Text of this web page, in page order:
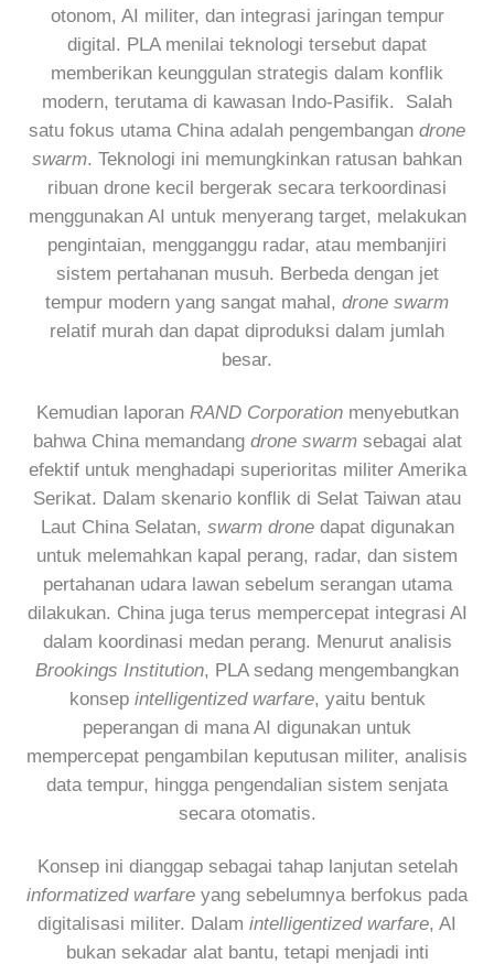
otonom, AI militer, dan integrasi jaringan tempur
digital. PLA menilai teknologi tersebut dapat
memberikan keunggulan strategis dalam konflik
modern, terutama di kawasan Indo-Pasifik. Salah
satu fokus utama China adalah pengembangan drone
swarm. Teknologi ini memungkinkan ratusan bahkan
ribuan drone kecil bergerak secara terkoordinasi
menggunakan AI untuk menyerang target, melakukan
pengintaian, mengganggu radar, atau membanjiri
sistem pertahanan musuh. Berbeda dengan jet
tempur modern yang sangat mahal, drone swarm
relatif murah dan dapat diproduksi dalam jumlah
besar.
Kemudian laporan RAND Corporationmenyebutkan
bahwa China memandang drone swarmsebagai alat
efektif untuk menghadapi superioritas militer Amerika
Serikat. Dalam skenario konflik di Selat Taiwan atau
Laut China Selatan, swarm dronedapat digunakan
untuk melemahkan kapal perang, radar, dan sistem
pertahanan udara lawan sebelum serangan utama
dilakukan. China juga terus mempercepat integrasi AI
dalam koordinasi medan perang. Menurut analisis
Brookings Institution, PLA sedang mengembangkan
konsep intelligentized warfare, yaitu bentuk
peperangan di mana AI digunakan untuk
mempercepat pengambilan keputusan militer, analisis
data tempur, hingga pengendalian sistem senjata
secara otomatis.
Konsep ini dianggap sebagai tahap lanjutan setelah
informatized warfare yang sebelumnya berfokus pada
digitalisasi militer. Dalam intelligentized warfare, AI
bukan sekadar alat bantu, tetapi menjadi inti